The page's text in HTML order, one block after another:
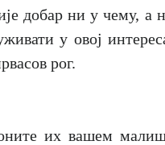
добар ни у чему,
у овој
рог.
их вашем